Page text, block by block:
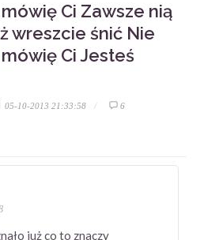
Ci Zawsze nią
wreszcie śnić Nie
Ci Jesteś
05-10-2013 21:33:58 6
już co to znaczy